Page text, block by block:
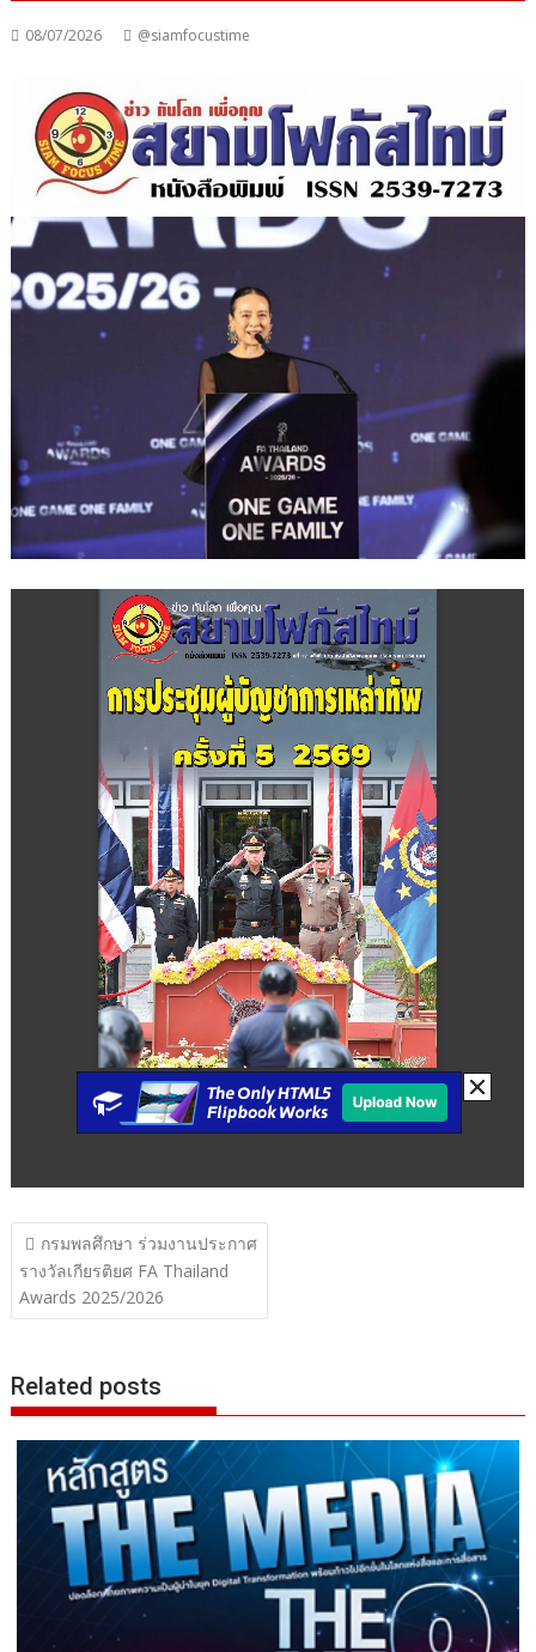
08/07/2026 @siamfocustime
แนะแนว
เรื่อง
กรมพลศึกษา ร่วมงานประกาศ
รางวัลเกียรติยศ FA Thailand
Awards 2025/2026
Related posts